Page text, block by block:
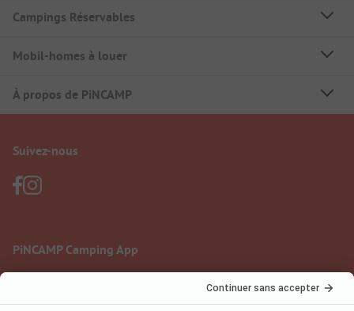
Campings Réservables
Mobil-homes à louer
À propos de PiNCAMP
Suivez-nous
PiNCAMP Camping App